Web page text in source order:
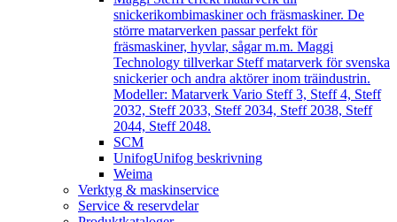
snickerikombimaskiner och fräsmaskiner. De
större matarverken passar perfekt för
fräsmaskiner, hyvlar, sågar m.m. Maggi
Technology tillverkar Steff matarverk för svenska
snickerier och andra aktörer inom träindustrin.
Modeller: Matarverk Vario Steff 3, Steff 4, Steff
2032, Steff 2033, Steff 2034, Steff 2038, Steff
2044, Steff 2048.
SCM
UnifogUnifog beskrivning
Weima
Verktyg & maskinservice
Service & reservdelar